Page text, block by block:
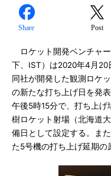
Share Post
ロケット開発ベンチャ
下、IST）は2020年4月20
同社が開発した観測ロケ
の新たな打ち上げ日を発
午後5時15分で、打ち上
樹ロケット射場（北海道
備日として設定する。ま
た5号機の打ち上げ延期の